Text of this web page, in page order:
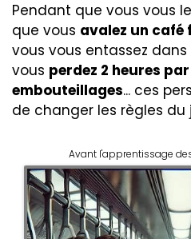
Pendant que vous vous
que vous avalez un café
vous vous entassez
vous perdez 2 heures
embouteillages... ces
de changer les règles du
Avant l'apprentissage